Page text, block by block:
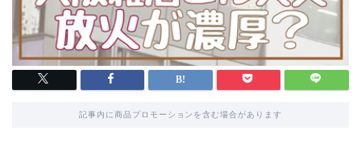
記事内に商品プロモーションを含む場合があります